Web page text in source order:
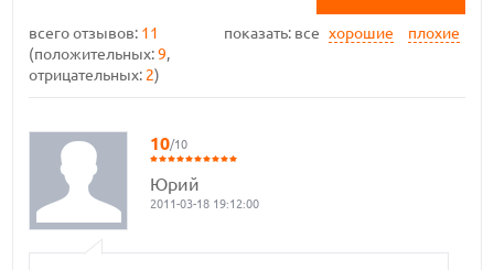
показать: все хорошие плохие
всего отзывов: 11
(положительных:9,
отрицательных: 2)
10/10
Юрий
2011-03-18 19:12:00